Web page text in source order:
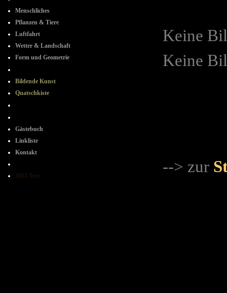
Menschliches
Pflanzen & Tiere
Luftfahrt
Wetter & Landschaft
Form und Geometrie
Bildende Kunst
Quatschkiste
Gästebuch
Linkliste
Kontakt
2015 Test
Keine
Keine
--> zur